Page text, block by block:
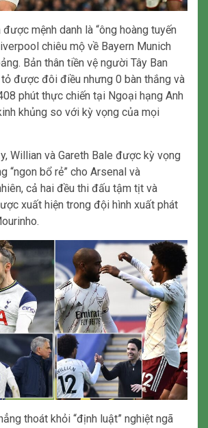
mệnh danh là “ông hoàng tuyến
chiêu mộ về Bayern Munich
Bản thân tiền vệ người Tây Ban
tỏ được đôi điều nhưng 0 bàn thắng và
phút thực chiến tại Ngoại hạng Anh
khủng so với kỳ vọng của mọi
Willian và Gareth Bale được kỳ vọng
“ngon bổ rẻ” cho Arsenal và
cả hai đều thi đấu tậm tịt và
xuất hiện trong đội hình xuất phát
thoát khỏi “định luật” nghiệt ngã